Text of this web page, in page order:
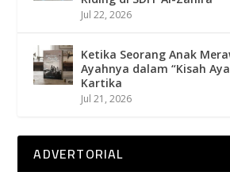
Jul 22, 2026
Ketika Seorang Anak
Ayahnya dalam “Kisah
Kartika
Jul 21, 2026
ADVERTORIAL